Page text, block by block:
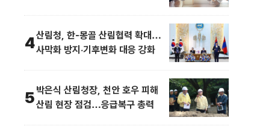
4산림청, 한-몽골 산림협력 확대…
사막화 방지·기후변화 대응 강화
5 박은식 산림청장, 천안 호우 피해
산림 현장 점검…응급복구 총력